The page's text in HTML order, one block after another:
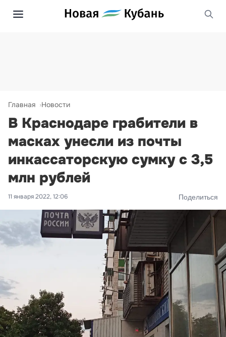
Главная Новости
В Краснодаре грабители в
масках унесли из почты
инкассаторскую сумку с 3,5
млн рублей
11 января 2022, 12:06 Поделиться